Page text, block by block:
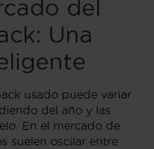
del
Una
usado puede variar
del año y las
En el mercado de
suelen oscilar entre